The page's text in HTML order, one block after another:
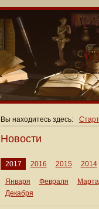
Вы находитесь здесь:
Новости
2017 2016 2015 2014
Января Февраля
Марта
Декабря